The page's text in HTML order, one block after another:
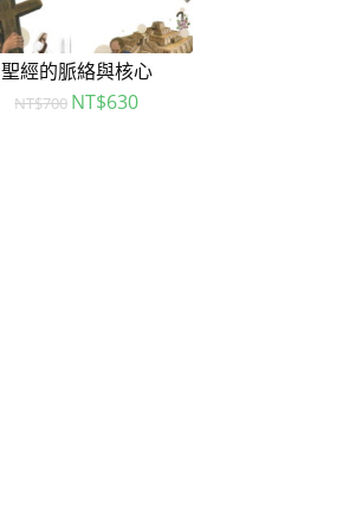
聖經的脈絡與核心
NT$700 NT$630